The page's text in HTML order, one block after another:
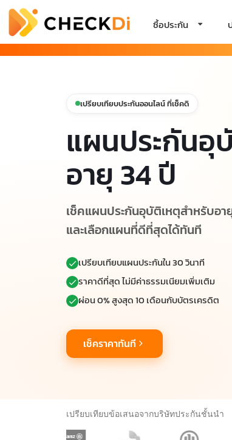
ซื้อประกัน
เปรียบเทียบประกันออนไลน์ ที่เช็คดิ
แผนประกันอุ
อายุ 34 ปี
เช็คแผนประกันอุบัติเหตุสำหรับอ
และเลือกแผนที่ดีที่สุดได้ทันที
เปรียบเทียบแผนประกันใน 30 วินาที
ราคาดีที่สุด ไม่มีค่าธรรมเนียมเพิ่มเติม
ผ่อน 0% สูงสุด 10 เดือนกับบัตรเครดิต
เช็คราคาทันที
เปรียบเทียบข้อเสนอจากบริษัทประกันชั้นนำ